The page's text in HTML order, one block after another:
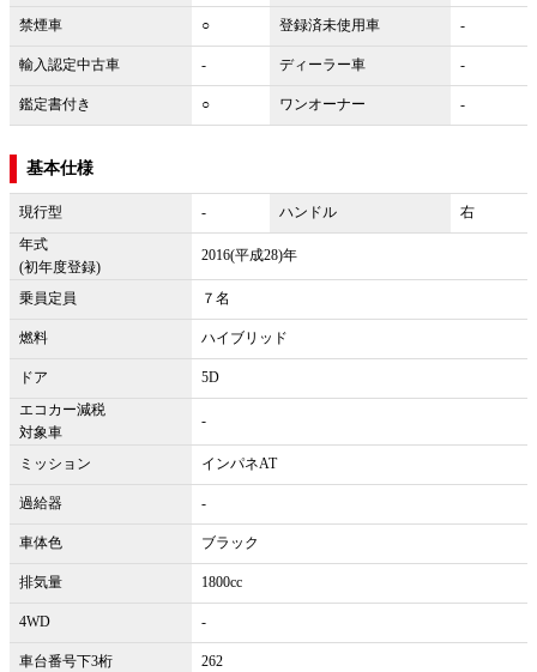
禁煙車 ○ 登録済未使用車 -
輸入認定中古車 - ディーラー車 -
鑑定書付き ○ ワンオーナー -
基本仕様
現行型 - ハンドル
右
年式
(初年度登録)
2016(平成28)年
乗員定員 ７名
燃料 ハイブリッド
ドア
5D
エコカー減税
対象車
-
ミッション インパネAT
過給器 -
車体色 ブラック
排気量 1800cc
4WD -
車台番号下3桁 262